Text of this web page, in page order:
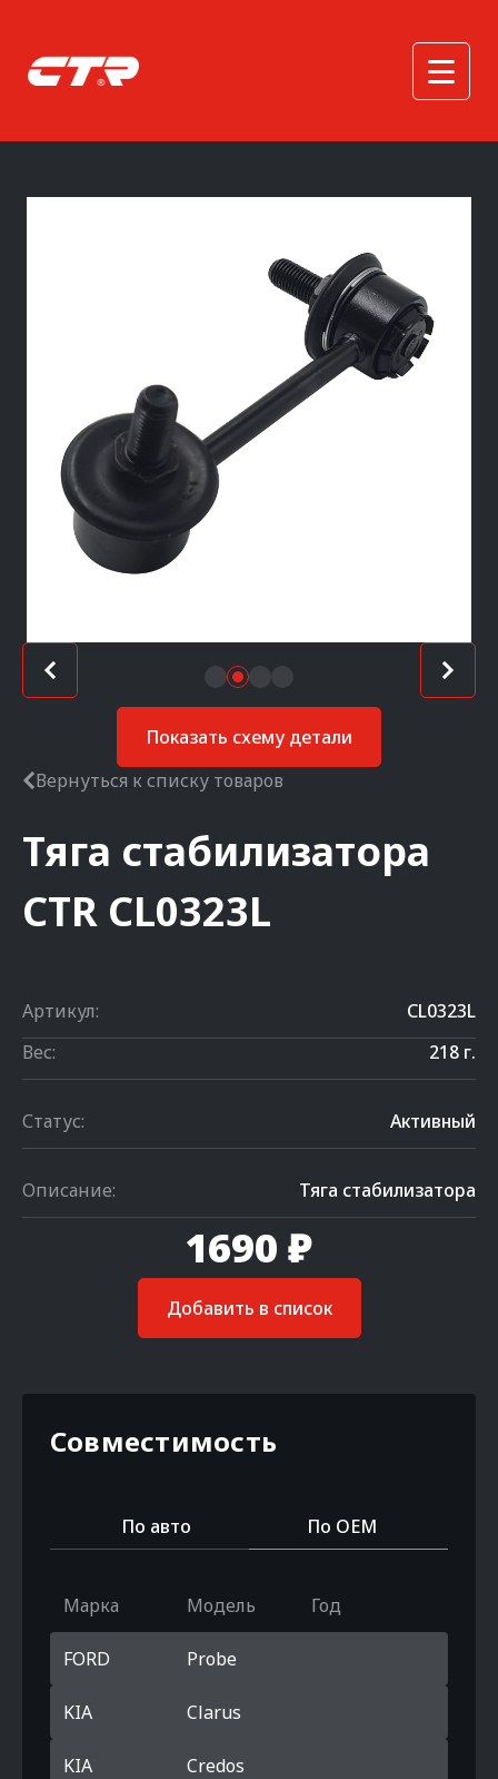
Показать схему детали
Вернуться к списку товаров
Тяга стабилизатора
CTR CL0323L
Артикул:
CL0323L
Вес:
218 г.
Статус: Активный
Описание: Тяга стабилизатора
1690 ₽
Добавить в список
Совместимость
По авто По OEM
Марка Модель Год
FORD Probe
KIA Clarus
KIA Credos